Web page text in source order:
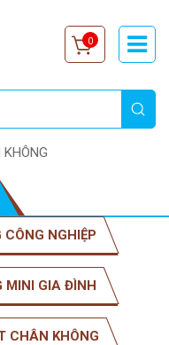
0
NGHIỆP
MINI GIA ĐÌNH
CHÂN KHÔNG